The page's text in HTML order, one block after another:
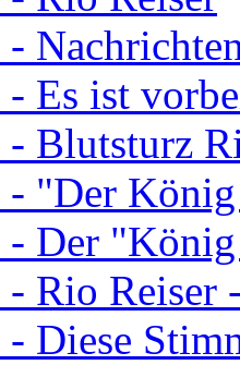
Es ist
- Blutsturz
- "Der
- Der
Rio Reiser
Diese